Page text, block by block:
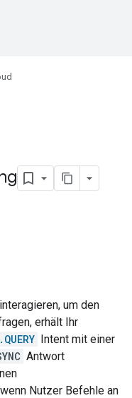
interagieren, um den
erhält Ihr
Intent mit einer
Antwort
Nutzer Befehle an